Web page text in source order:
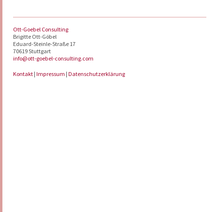
Ott-Goebel Consulting
Brigitte Ott-Göbel
Eduard-Steinle-Straße 17
70619 Stuttgart
info@ott-goebel-consulting.com
Kontakt |Impressum |Datenschutzerklärung